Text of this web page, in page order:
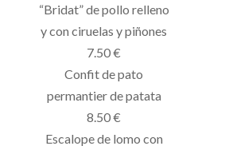
“Bridat” de pollo relleno
y con ciruelas y piñones
7.50 €
Confit de pato
permantier de patata
8.50 €
Escalope de lomo con